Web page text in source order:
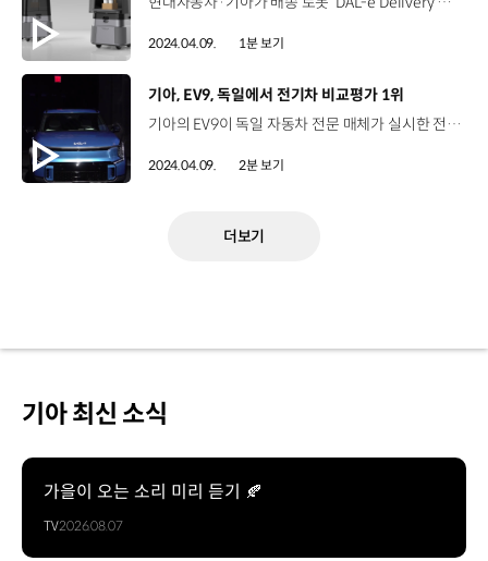
2024.04.09. 1분 보기
[동영상]
기아, EV9, 독일에서 전기차 비교평가 1위
기아의 EV9이 독일 자동차 전문 매체가 실시한 전기 SUV 비교평가에서 독일의 현지 프리미엄 브랜드들을 제치고 1위에 올랐습니다. 독일 3대 자동차 전문 매체로 꼽히는 ‘아우토 자이퉁’이 전기 SUV 3개 차종, 기아 EV9과 메르세데스-벤츠 EQS 450, 아우디 Q8-e트론을 대상으로 실시한 비교평가에서 EV9을 1위로 꼽은 건데요. EV9은 총 5개 항목 중 차체, 역동적 주행 성능, 친환경·경제성 3개 항목에서 1위를 차지했으며, 특히 차체 부문은 9개 항목 가운데 8개에서 가장 높은 점수를 획득했습니다. 아우토 자이퉁 비교평가에 앞서 EV9는 ‘2024 세계 올해의 차’, ‘2024 북미 올해의 차’ 등 세계 3대 자동차 상 가운데 2개를 받으며 글로벌 차원에서 높은 상품성을 입증했는데요. 앞으로도 EV9은 높은 상품성으로 전 세계 자동차 시장에서 ‘3열 전기 SUV 퍼스트 무버’로서 입지를 공고히 해나갈 계획입니다.
2024.04.09. 2분 보기
더보기
기아 최신 소식
가을이 오는 소리 미리 듣기 🍂
TV2026.08.07